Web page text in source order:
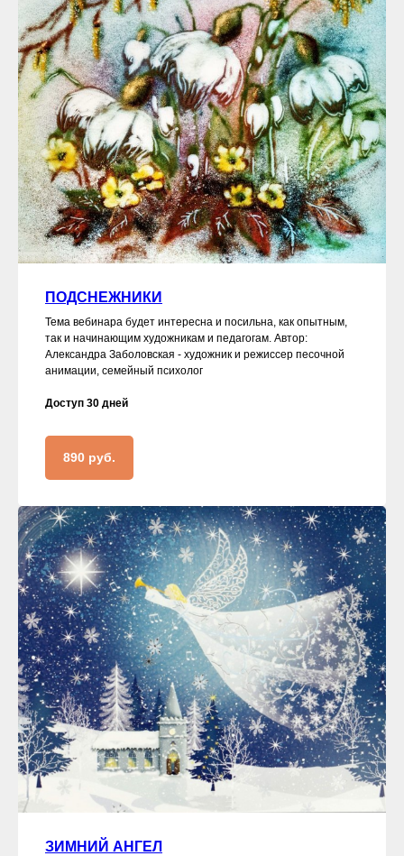
ПОДСНЕЖНИКИ
Тема вебинара будет интересна и посильна, как опытным,
так и начинающим художникам и педагогам. Автор:
Александра Заболовская - художник и режиссер песочной
анимации, семейный психолог
Доступ 30 дней
890 руб.
ЗИМНИЙ АНГЕЛ
ПРИНИМАЕМ ОПЛАТУ: